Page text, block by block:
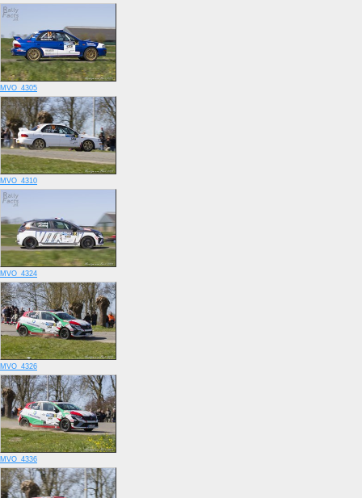
MVO_4305
MVO_4310
MVO_4324
MVO_4326
MVO_4336